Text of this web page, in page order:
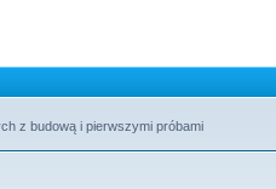
z budową i pierwszymi próbami